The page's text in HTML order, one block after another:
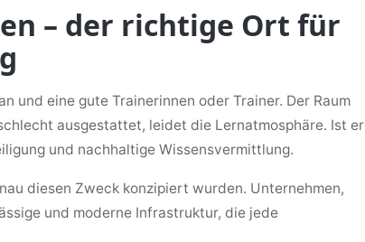
– der richtige Ort für
und eine gute Trainerinnen oder Trainer. Der Raum
ausgestattet, leidet die Lernatmosphäre. Ist er
und nachhaltige Wissensvermittlung.
diesen Zweck konzipiert wurden. Unternehmen,
und moderne Infrastruktur, die jede